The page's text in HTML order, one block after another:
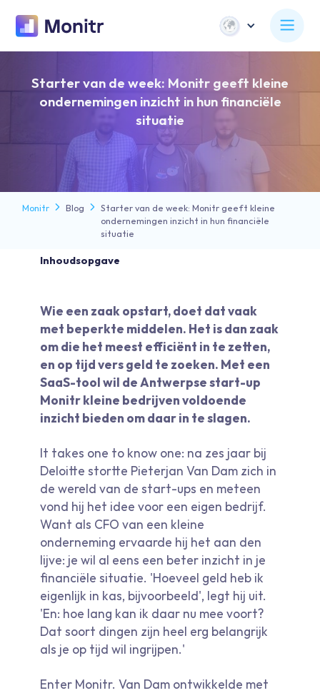
Starter van de week: Monitr geeft kleine
ondernemingen inzicht in hun financiële
situatie
Monitr Blog
Starter van de week: Monitr geeft kleine
ondernemingen inzicht in hun financiële
situatie
Inhoudsopgave
Wie een zaak opstart, doet dat vaak
met beperkte middelen. Het is dan zaak
om die het meest efficiënt in te zetten,
en op tijd vers geld te zoeken. Met een
SaaS-tool wil de Antwerpse start-up
Monitr kleine bedrijven voldoende
inzicht bieden om daar in te slagen.
It takes one to know one: na zes jaar bij
Deloitte stortte Pieterjan Van Dam zich in
de wereld van de start-ups en meteen
vond hij het idee voor een eigen bedrijf.
Want als CFO van een kleine
onderneming ervaarde hij het aan den
lijve: je wil al eens een beter inzicht in je
financiële situatie. 'Hoeveel geld heb ik
eigenlijk in kas, bijvoorbeeld', legt hij uit.
'En: hoe lang kan ik daar nu mee voort?
Dat soort dingen zijn heel erg belangrijk
als je op tijd wil ingrijpen.'
Enter Monitr. Van Dam ontwikkelde met